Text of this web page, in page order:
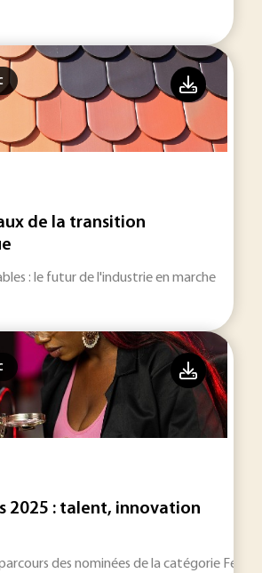
de la transition
: le futur de l'industrie en marche
2025 : talent, innovation
des nominées de la catégorie